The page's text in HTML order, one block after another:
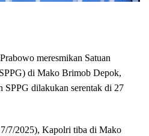
meresmikan Satuan
di Mako Brimob Depok,
SPPG dilakukan serentak di 27
7/2025), Kapolri tiba di Mako